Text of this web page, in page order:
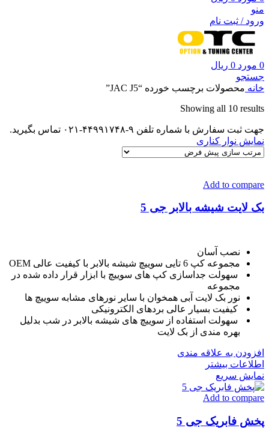
منو
ورود / ثبت نام
0 مورد 0 ریال
جستجو
خانه محصولات برچسب خورده “JAC J5”
Showing all 10 results
جهت ثبت سفارش با شماره تلفن ۹-۴۴۹۹۱۷۴۸-۰۲۱ تماس بگیرید.
نمایش نوار کناری
Add to compare
بک لایت شیشه بالابر جی 5
نصب آسان
مجموعه کپ 6 تایی سوییچ شیشه بالابر با کیفیت عالی OEM
سهولت جداسازی کپ های سوییچ با ابزار قرار داده شده در
مجموعه
نور بک لایت آبی همخوان با سایر نورهای مشابه سوییچ ها
کیفیت بسیار عالی بردهای الکترونیکی
سهولت استفاده از سوییچ های شیشه بالابر در شب بدلیل
بهره مندی از بک لایت
افزودن به علاقه مندی
اطلاعات بیشتر
نمایش سریع
Add to compare
پخش فابریک جی 5